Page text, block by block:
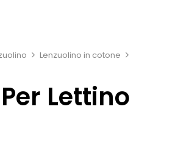
Lenzuolino in cotone
Lettino